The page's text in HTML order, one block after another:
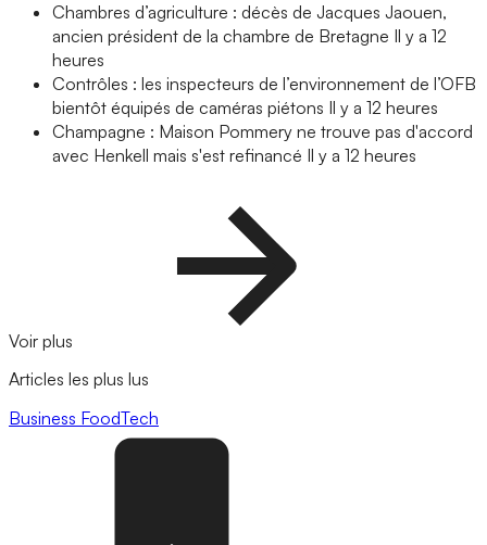
Chambres d’agriculture : décès de Jacques Jaouen,
ancien président de la chambre de Bretagne Il y a 12
heures
Contrôles : les inspecteurs de l’environnement de l’OFB
bientôt équipés de caméras piétons Il y a 12 heures
Champagne : Maison Pommery ne trouve pas d'accord
avec Henkell mais s'est refinancé Il y a 12 heures
Voir plus
Articles les plus lus
Business FoodTech